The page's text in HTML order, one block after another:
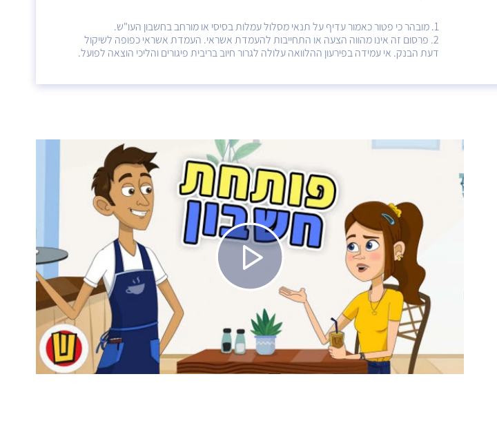
1. מובהר כי פטור כאמור עדיף על תנאי מסלול עמלות בסיסי או מורחב בחשבון העו"ש.
2. פרסום זה אינו מהווה הצעה או התחייבות להעמדת אשראי. העמדת אשראי כפופה לשיקול
דעת הבנק. אי עמידה בפירעון ההלוואה עלולה לגרור חיוב בריבית פיגורים והליכי הוצאה לפועל.